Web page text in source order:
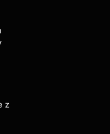
z